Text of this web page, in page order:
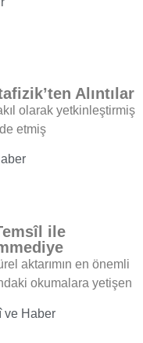
Alıntılar
olarak yetkinleştirmiş
etmiş
ile
aktarımın en önemli
okumalara yetişen
ve Haber